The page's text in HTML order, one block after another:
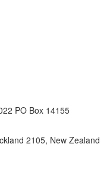
PO Box 14155
2105, New Zealand